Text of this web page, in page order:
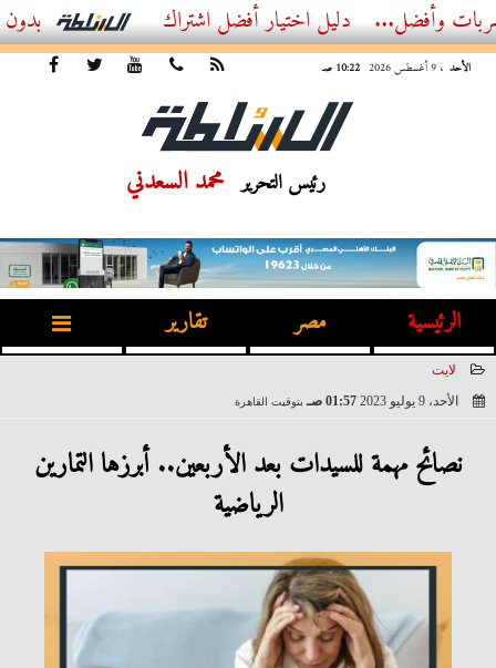
أفضل اشتراك IPTV بدون تقطيع 2026 – دليل المشاهد العصري
الأحد ، 9 أغسطس 2026 10:22 صـ
رئيس التحرير محمد السعدني
الرئيسية مصر تقارير
لايت
الأحد، 9 يوليو 2023
01:57 صـ بتوقيت القاهرة
نصائح مهمة للسيدات بعد الأربعين.. أبرزها التمارين
الرياضية